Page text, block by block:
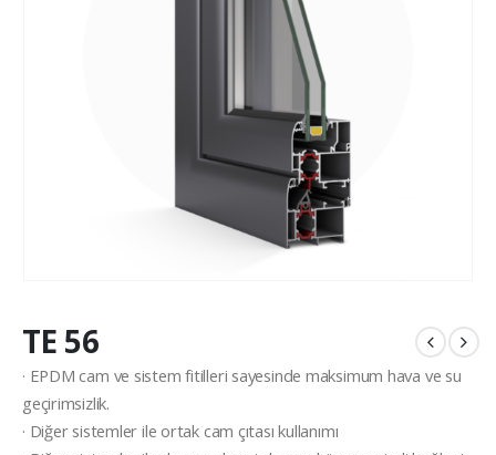
TE 56
· EPDM cam ve sistem fitilleri sayesinde maksimum hava ve su
geçirimsizlik.
· Diğer sistemler ile ortak cam çıtası kullanımı